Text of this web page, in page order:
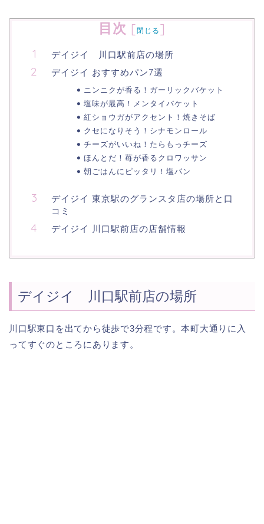
目次 [閉じる ]
デイジイ 川口駅前店の場所
デイジイ おすすめパン7選
ニンニクが香る！ガーリックバケット
塩味が最高！メンタイバケット
紅ショウガがアクセント！焼きそば
クセになりそう！シナモンロール
チーズがいいね！たらもっチーズ
ほんとだ！苺が香るクロワッサン
朝ごはんにピッタリ！塩パン
デイジイ 東京駅のグランスタ店の場所と口
コミ
デイジイ 川口駅前店の店舗情報
デイジイ 川口駅前店の場所
川口駅東口を出てから徒歩で3分程です。本町大通りに入
ってすぐのところにあります。